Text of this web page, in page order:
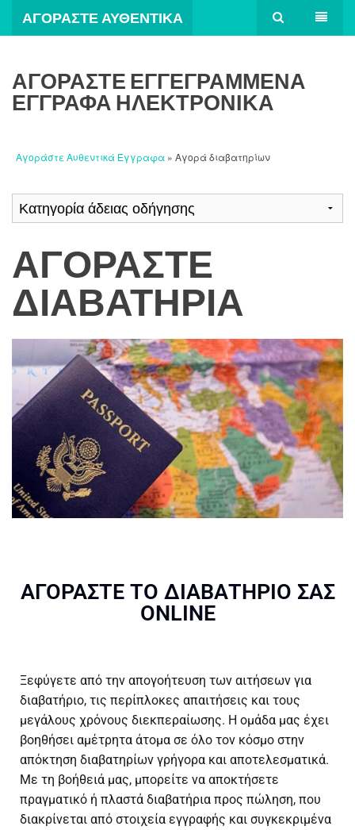
ΑΓΟΡΆΣΤΕ ΑΥΘΕΝΤΙΚΆ
ΑΓΟΡΆΣΤΕ ΕΓΓΕΓΡΑΜΜΈΝΑ
ΈΓΓΡΑΦΑ ΗΛΕΚΤΡΟΝΙΚΆ
Αγοράστε Αυθεντικά Έγγραφα » Αγορά διαβατηρίων
ΑΓΟΡΆΣΤΕ
ΔΙΑΒΑΤΉΡΙΑ
ΑΓΟΡΆΣΤΕ ΤΟ ΔΙΑΒΑΤΉΡΙΌ ΣΑΣ
ONLINE
Ξεφύγετε από την απογοήτευση των αιτήσεων για
διαβατήριο, τις περίπλοκες απαιτήσεις και τους
μεγάλους χρόνους διεκπεραίωσης. Η ομάδα μας έχει
βοηθήσει αμέτρητα άτομα σε όλο τον κόσμο στην
απόκτηση διαβατηρίων γρήγορα και αποτελεσματικά.
Με τη βοήθειά μας, μπορείτε να αποκτήσετε
πραγματικό ή πλαστά διαβατήρια προς πώληση, που
διακρίνεται από στοιχεία εγγραφής και συγκεκριμένα